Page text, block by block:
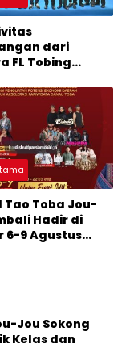
dari
FL Tobing
Anggota
Lokot
Tao Toba Jou-
Hadir di
6-9 Agustus
Jou Sokong
Kelas dan